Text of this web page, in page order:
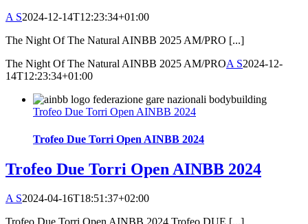
A S2024-12-14T12:23:34+01:00
The Night Of The Natural AINBB 2025 AM/PRO [...]
The Night Of The Natural AINBB 2025 AM/PROA S2024-12-
14T12:23:34+01:00
Trofeo Due Torri Open AINBB 2024
Trofeo Due Torri Open AINBB 2024
Trofeo Due Torri Open AINBB 2024
A S2024-04-16T18:51:37+02:00
Trofeo Due Torri Open AINBB 2024 Trofeo DUE [...]